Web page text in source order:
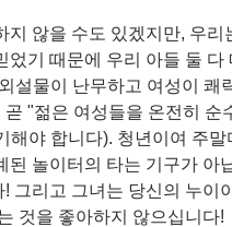
않을 수도 있겠지만, 우
기 때문에 우리 아들 둘 다
설물이 난무하고 여성이 쾌
"젊은 여성들을 온전히 순
해야 합니다). 청년이여 주
놀이터의 타는 기구가 아
그리고 그녀는 당신의 누이
것을 좋아하지 않으십니다!